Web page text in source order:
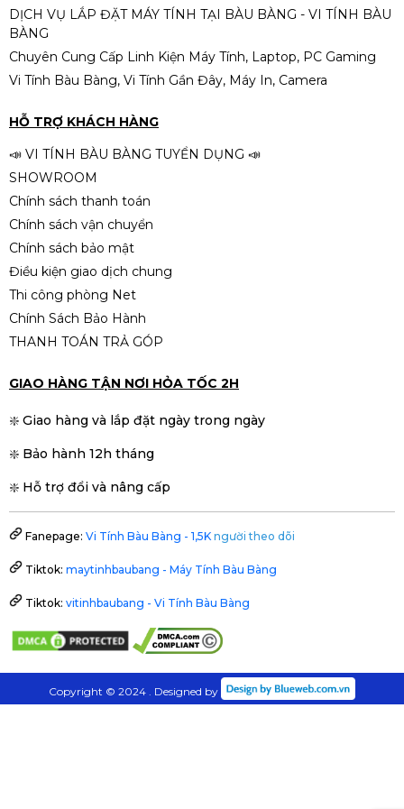
DỊCH VỤ LẮP ĐẶT MÁY TÍNH TẠI BÀU BÀNG - VI TÍNH BÀU
BÀNG
Chuyên Cung Cấp Linh Kiện Máy Tính, Laptop, PC Gaming
Vi Tính Bàu Bàng, Vi Tính Gần Đây, Máy In, Camera
HỖ TRỢ KHÁCH HÀNG
📣 VI TÍNH BÀU BÀNG TUYỂN DỤNG 📣
SHOWROOM
Chính sách thanh toán
Chính sách vận chuyển
Chính sách bảo mật
Điều kiện giao dịch chung
Thi công phòng Net
Chính Sách Bảo Hành
THANH TOÁN TRẢ GÓP
GIAO HÀNG TẬN NƠI HỎA TỐC 2H
❇️ Giao hàng và lắp đặt ngày trong ngày
❇️ Bảo hành 12h tháng
❇️ Hỗ trợ đổi và nâng cấp
Fanepage: Vi Tính Bàu Bàng - 1,5K người theo dõi
Tiktok: maytinhbaubang - Máy Tính Bàu Bàng
Tiktok: vitinhbaubang - Vi Tính Bàu Bàng
Copyright © 2024 . Designed by